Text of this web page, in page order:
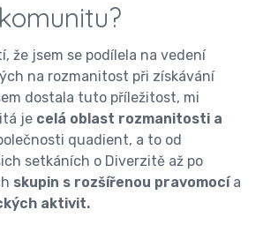
že jsem se podílela na vedení
na rozmanitost při získávání
dostala tuto příležitost, mi
je celá oblast rozmanitosti a
quadient, a to od
setkáních o Diverzitě až po
skupin s rozšířenou pravomocí a
aktivit.